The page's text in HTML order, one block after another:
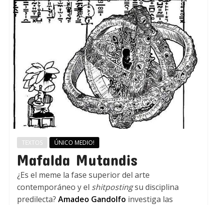
TEXTOS ÚNICO MEDIO!
Mafalda Mutandis
¿Es el meme la fase superior del arte
contemporáneo y el shitpostingsu disciplina
predilecta? Amadeo Gandolfo investiga las